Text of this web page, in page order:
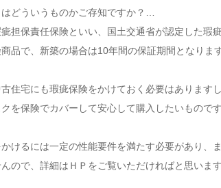
どういうものかご存知ですか？ …
担保責任保険といい、国土交通省が認定した瑕
品で、新築の場合は10年間の保証期間となります
住宅にも瑕疵保険をかけておく必要はあります
を保険でカバーして安心して購入したいものです
けるには一定の性能要件を満たす必要があり、
ので、詳細はＨＰをご覧いただければと思います